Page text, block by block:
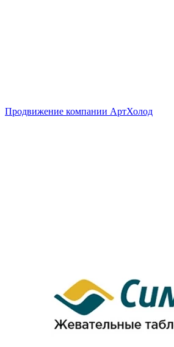
Продвижение компании АртХолод